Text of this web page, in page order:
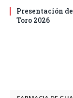
Presentación
Toro 2026